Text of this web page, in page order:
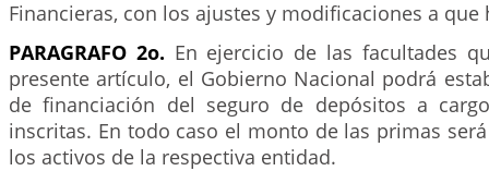
Financieras, con los ajustes y modificaciones a que
PARAGRAFO 2o. En ejercicio de las facultades
presente artículo, el Gobierno Nacional podrá
de financiación del seguro de depósitos a
inscritas. En todo caso el monto de las primas
los activos de la respectiva entidad.